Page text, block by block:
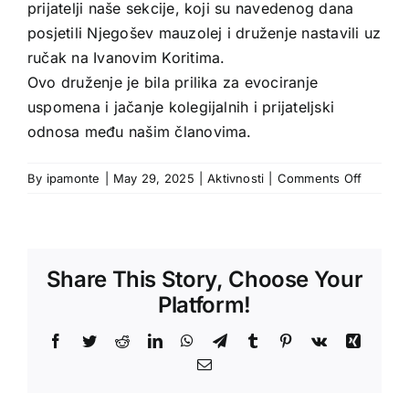
prijatelji naše sekcije, koji su navedenog dana
posjetili Njegošev mauzolej i druženje nastavili uz
ručak na Ivanovim Koritima.
Ovo druženje je bila prilika za evociranje
uspomena i jačanje kolegijalnih i prijateljski
odnosa među našim članovima.
By ipamonte May 29, 2025 Aktivnosti Comments Offon
Share This Story, Choose Your
Platform!
Facebook
TwitterRedditLinkedInWhatsApp
TelegramTumblr Pinterest
Vk
Xing
Email